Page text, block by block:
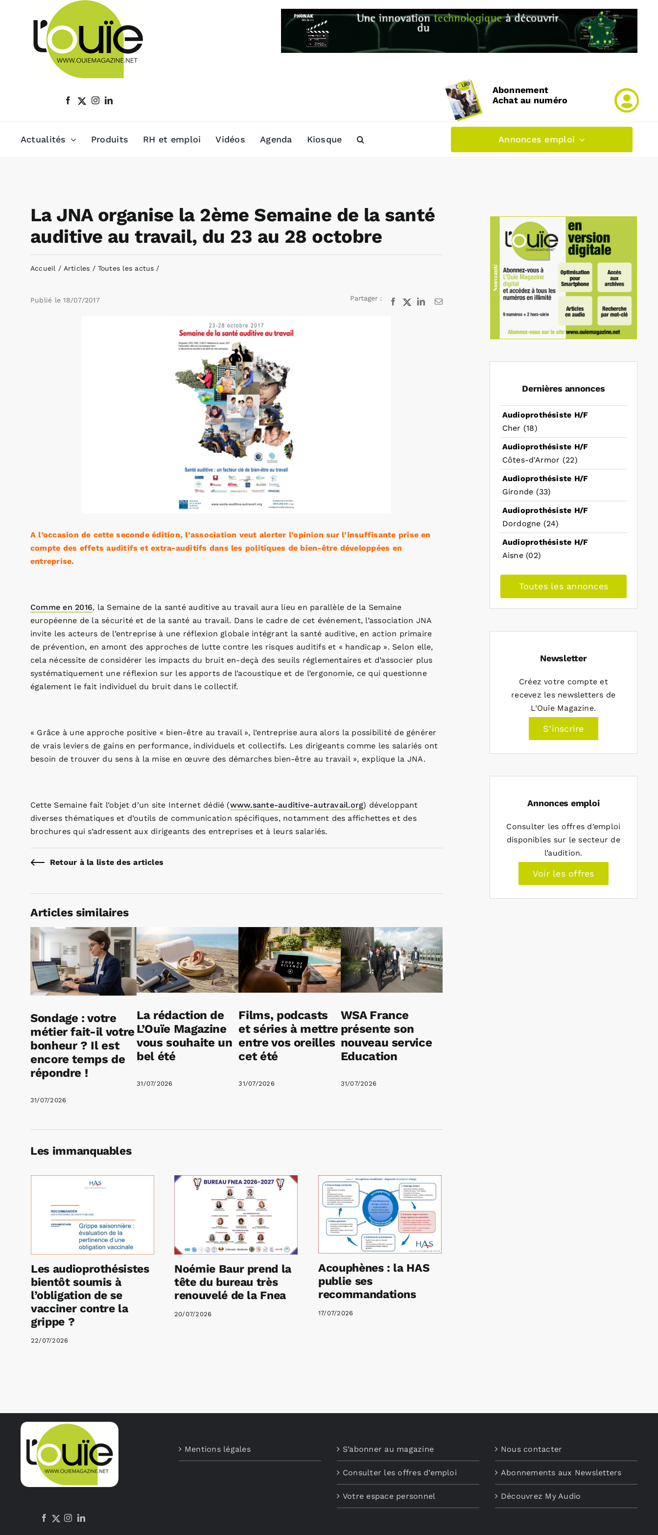
Abonnement
Achat au numéro
Actualités Produits RH et emploi Vidéos Agenda Kiosque Annonces emploi
La JNA organise la 2ème Semaine de la santé
auditive au travail, du 23 au 28 octobre
Accueil Articles Toutes les actus
Publié le 18/07/2017 Partager : Facebook
X LinkedInEmail
A l’occasion de cette seconde édition, l’association veut alerter l’opinion sur l’insuffisante prise en
compte des effets auditifs et extra-auditifs dans les politiques de bien-être développées en
entreprise.
Comme en 2016, la Semaine de la santé auditive au travail aura lieu en parallèle de la Semaine
européenne de la sécurité et de la santé au travail. Dans le cadre de cet événement, l’association JNA
invite les acteurs de l’entreprise à une réflexion globale intégrant la santé auditive, en action primaire
de prévention, en amont des approches de lutte contre les risques auditifs et « handicap ». Selon elle,
cela nécessite de considérer les impacts du bruit en-deçà des seuils réglementaires et d’associer plus
systématiquement une réflexion sur les apports de l’acoustique et de l’ergonomie, ce qui questionne
également le fait individuel du bruit dans le collectif.
« Grâce à une approche positive « bien-être au travail », l’entreprise aura alors la possibilité de générer
de vrais leviers de gains en performance, individuels et collectifs. Les dirigeants comme les salariés ont
besoin de trouver du sens à la mise en œuvre des démarches bien-être au travail », explique la JNA.
Cette Semaine fait l’objet d’un site Internet dédié (www.sante-auditive-autravail.org) développant
diverses thématiques et d’outils de communication spécifiques, notamment des affichettes et des
brochures qui s’adressent aux dirigeants des entreprises et à leurs salariés.
Retour à la liste des articles
Articles similaires
Sondage : votre
métier fait-il votre
bonheur ? Il est
encore temps de
répondre !
31/07/2026
La rédaction de
L’Ouïe Magazine
vous souhaite un
bel été
31/07/2026
Films, podcasts
et séries à mettre
entre vos oreilles
cet été
31/07/2026
WSA France
présente son
nouveau service
Education
31/07/2026
Les immanquables
Les audioprothésistes
bientôt soumis à
l’obligation de se
vacciner contre la
grippe ?
22/07/2026
Noémie Baur prend la
tête du bureau très
renouvelé de la Fnea
20/07/2026
Acouphènes : la HAS
publie ses
recommandations
17/07/2026
Dernières annonces
Audioprothésiste H/F
Cher (18)
Audioprothésiste H/F
Côtes-d'Armor (22)
Audioprothésiste H/F
Gironde (33)
Audioprothésiste H/F
Dordogne (24)
Audioprothésiste H/F
Aisne (02)
Toutes les annonces
Newsletter
Créez votre compte et
recevez les newsletters de
L’Ouïe Magazine.
S’inscrire
Annonces emploi
Consulter les offres d’emploi
disponibles sur le secteur de
l’audition.
Voir les offres
Mentions légales S’abonner au magazine
Consulter les offres d’emploi
Votre espace personnel
Nous contacter
Abonnements aux Newsletters
Découvrez My Audio